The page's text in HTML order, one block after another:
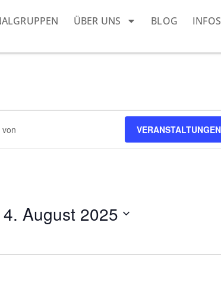
ÜBER UNS BLOG INFOS
August 2025